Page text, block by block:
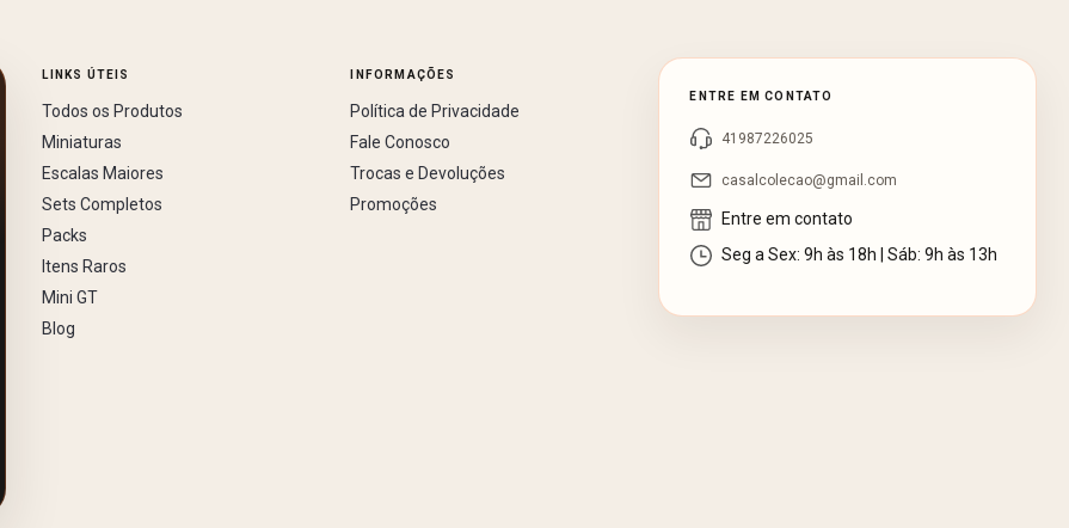
LINKS ÚTEIS
Todos os Produtos
Miniaturas
Escalas Maiores
Sets Completos
Packs
Itens Raros
Mini GT
Blog
INFORMAÇÕES
Política de Privacidade
Fale Conosco
Trocas e Devoluções
Promoções
ENTRE EM CONTATO
41987226025
casalcolecao@gmail.com
Entre em contato
Seg a Sex: 9h às 18h | Sáb: 9h às 13h